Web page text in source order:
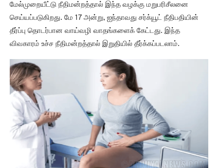
மேல்முறையீட்டு நீதிமன்றத்தால் இந்த வழக்கு மறுபரிசீலனை
செய்யப்படுகிறது. மே 17 அன்று, ஐந்தாவது சர்க்யூட் நீதிபதியின்
தீர்ப்பு தொடர்பான வாய்வழி வாதங்களைக் கேட்டது. இந்த
விவகாரம் உச்ச நீதிமன்றத்தால் இறுதியில் தீர்க்கப்படலாம்.